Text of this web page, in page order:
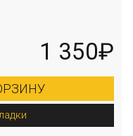
1 350₽